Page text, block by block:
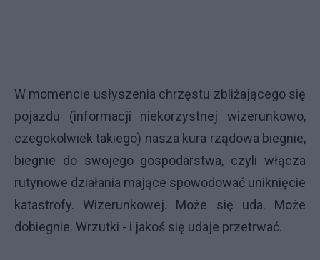
W momencie usłyszenia chrzęstu zbliżającego się
pojazdu (informacji niekorzystnej wizerunkowo,
czegokolwiek takiego) nasza kura rządowa biegnie,
biegnie do swojego gospodarstwa, czyli włącza
rutynowe działania mające spowodować uniknięcie
katastrofy. Wizerunkowej. Może się uda. Może
dobiegnie. Wrzutki - i jakoś się udaje przetrwać.